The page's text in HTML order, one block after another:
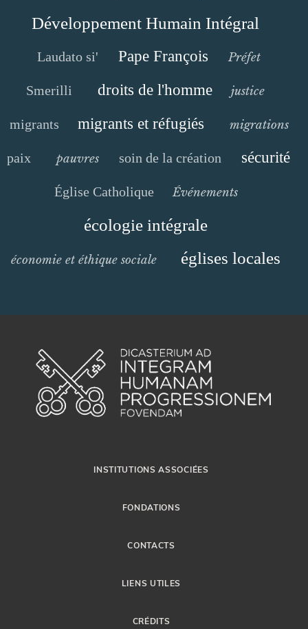
Développement Humain Intégral
Laudato si' Pape François Préfet
Smerilli droits de l'homme justice
migrants migrants et réfugiés migrations
paix pauvres soin de la création sécurité
Église Catholique Événements
écologie intégrale
économie et éthique sociale églises locales
INSTITUTIONS ASSOCIÉES
FONDATIONS
CONTACTS
LIENS UTILES
CRÉDITS